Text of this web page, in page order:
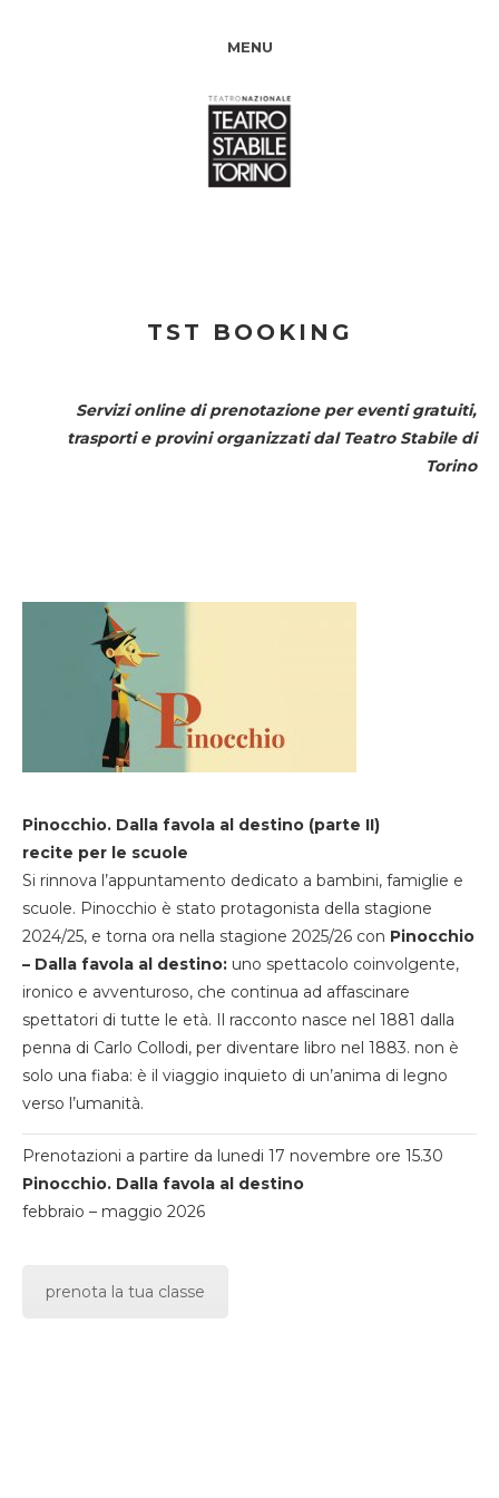
MENU
TST BOOKING
Servizi online di prenotazione per eventi gratuiti,
trasporti e provini organizzati dal Teatro Stabile di
Torino
Pinocchio. Dalla favola al destino (parte II)
recite per le scuole
Si rinnova l’appuntamento dedicato a bambini, famiglie e
scuole. Pinocchio è stato protagonista della stagione
2024/25, e torna ora nella stagione 2025/26 con Pinocchio
– Dalla favola al destino: uno spettacolo coinvolgente,
ironico e avventuroso, che continua ad affascinare
spettatori di tutte le età. Il racconto nasce nel 1881 dalla
penna di Carlo Collodi, per diventare libro nel 1883. non è
solo una fiaba: è il viaggio inquieto di un’anima di legno
verso l’umanità.
Prenotazioni a partire da lunedi 17 novembre ore 15.30
Pinocchio. Dalla favola al destino
febbraio – maggio 2026
prenota la tua classe